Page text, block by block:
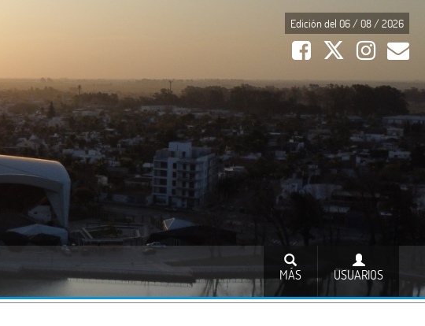
Edición del 06 / 08 / 2026
USUARIOS
MÁS